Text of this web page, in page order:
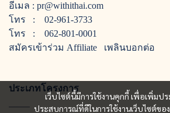
เว็บไซต์นี้มีการใช้งานคุกกี้ เพื่อเพิ่มป
ประสบการณ์ที่ดีในการใช้งานเว็บไซต์ขอ
อีเมล : pr@withithai.com
โทร : 02-961-3733
โทร : 062-801-0001
สมัครเข้าร่วม Affiliate เพลินบอกต่อ
ประเภทโครงการ